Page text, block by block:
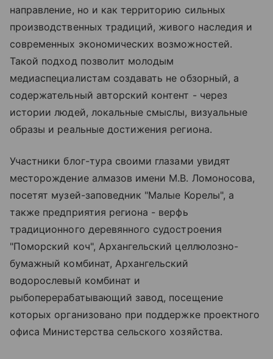
направление, но и как территорию сильных
производственных традиций, живого наследия и
современных экономических возможностей.
Такой подход позволит молодым
медиаспециалистам создавать не обзорный, а
содержательный авторский контент - через
истории людей, локальные смыслы, визуальные
образы и реальные достижения региона.
Участники блог-тура своими глазами увидят
месторождение алмазов имени М.В. Ломоносова,
посетят музей-заповедник "Малые Корелы", а
также предприятия региона - верфь
традиционного деревянного судостроения
"Поморский коч", Архангельский целлюлозно-
бумажный комбинат, Архангельский
водорослевый комбинат и
рыбоперерабатывающий завод, посещение
которых организовано при поддержке проектного
офиса Министерства сельского хозяйства.